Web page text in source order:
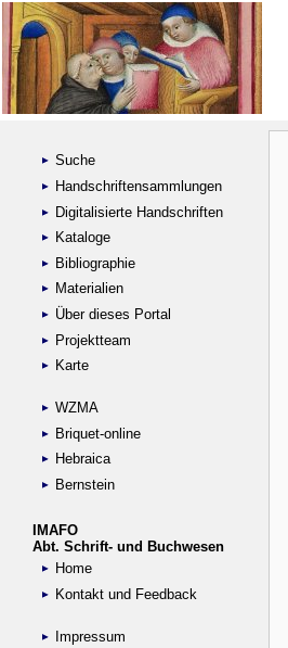
Suche
Handschriftensammlungen
Digitalisierte Handschriften
Kataloge
Bibliographie
Materialien
Über dieses Portal
Projektteam
Karte
WZMA
Briquet-online
Hebraica
Bernstein
IMAFO
Abt. Schrift- und Buchwesen
Home
Kontakt und Feedback
Impressum